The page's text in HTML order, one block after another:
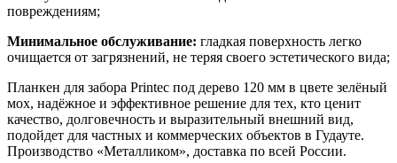
повреждениям;
Минимальное обслуживание: гладкая поверхность легко
очищается от загрязнений, не теряя своего эстетического вида;
Планкен для забора Printec под дерево 120 мм в цвете зелёный
мох, надёжное и эффективное решение для тех, кто ценит
качество, долговечность и выразительный внешний вид,
подойдет для частных и коммерческих объектов в Гудауте.
Производство «Металликом», доставка по всей России.